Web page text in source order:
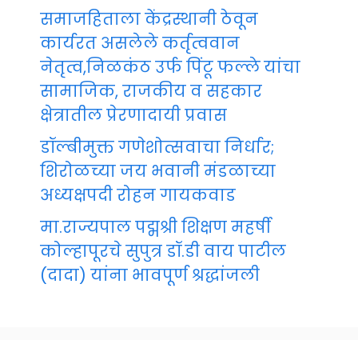
समाजहिताला केंद्रस्थानी ठेवून
कार्यरत असलेले कर्तृत्ववान
नेतृत्व,निळकंठ उर्फ पिंटू फल्ले यांचा
सामाजिक, राजकीय व सहकार
क्षेत्रातील प्रेरणादायी प्रवास
डॉल्बीमुक्त गणेशोत्सवाचा निर्धार;
शिरोळच्या जय भवानी मंडळाच्या
अध्यक्षपदी रोहन गायकवाड
मा.राज्यपाल पद्मश्री शिक्षण महर्षी
कोल्हापूरचे सुपुत्र डॉ.डी वाय पाटील
(दादा) यांना भावपूर्ण श्रद्धांजली